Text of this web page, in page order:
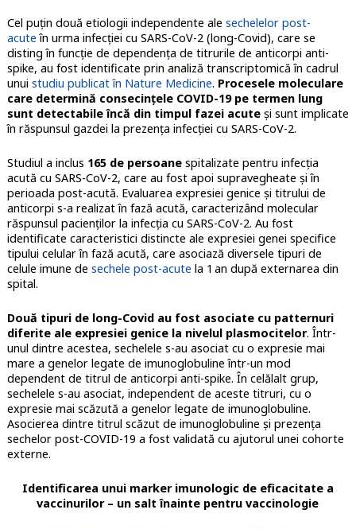
Cel puțin două etiologii independente ale sechelelor post-
acute în urma infecţiei cu SARS-CoV-2 (long-Covid), care se
disting în funcţie de dependența de titrurile de anticorpi anti-
spike, au fost identificate prin analiză transcriptomică în cadrul
unui studiu publicat în Nature Medicine. Procesele moleculare
care determină consecinţele COVID-19 pe termen lung
sunt detectabile încă din timpul fazei acute şi sunt implicate
în răspunsul gazdei la prezenţa infecţiei cu SARS-CoV-2.
Studiul a inclus 165 de persoanespitalizate pentru infecţia
acută cu SARS-CoV-2, care au fost apoi supravegheate şi în
perioada post-acută. Evaluarea expresiei genice şi titrului de
anticorpi s-a realizat în fază acută, caracterizând molecular
răspunsul pacienţilor la infecţia cu SARS-CoV-2. Au fost
identificate caracteristici distincte ale expresiei genei specifice
tipului celular în fază acută, care asociază diversele tipuri de
celule imune de sechele post-acute la 1 an după externarea din
spital.
Două tipuri de long-Covid au fost asociate cu patternuri
diferite ale expresiei genice la nivelul plasmocitelor. Într-
unul dintre acestea, sechelele s-au asociat cu o expresie mai
mare a genelor legate de imunoglobuline într-un mod
dependent de titrul de anticorpi anti-spike. În celălalt grup,
sechelele s-au asociat, independent de aceste titruri, cu o
expresie mai scăzută a genelor legate de imunoglobuline.
Asocierea dintre titrul scăzut de imunoglobuline şi prezenţa
sechelor post-COVID-19 a fost validată cu ajutorul unei cohorte
externe.
Identificarea unui marker imunologic de eficacitate a
vaccinurilor – un salt înainte pentru vaccinologie